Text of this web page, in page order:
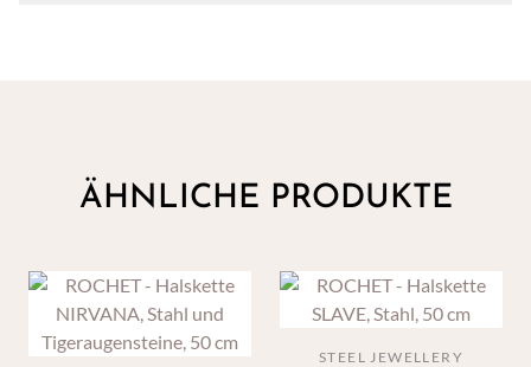
ÄHNLICHE PRODUKTE
STEEL JEWELLERY